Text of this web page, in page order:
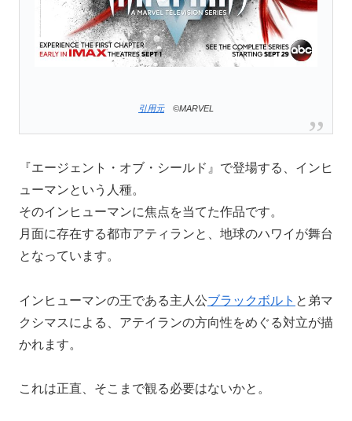
引用元©MARVEL
『エージェント・オブ・シールド』で登場する、インヒ
ューマンという人種。
そのインヒューマンに焦点を当てた作品です。
月面に存在する都市アティランと、地球のハワイが舞台
となっています。
インヒューマンの王である主人公ブラックボルト と弟マ
クシマスによる、アテイランの方向性をめぐる対立が描
かれます。
これは正直、そこまで観る必要はないかと。